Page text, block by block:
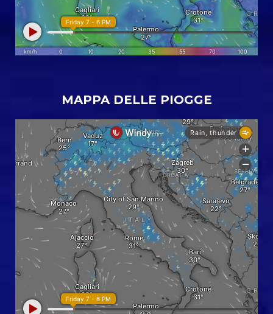
MAPPA DELLE PIOGGE